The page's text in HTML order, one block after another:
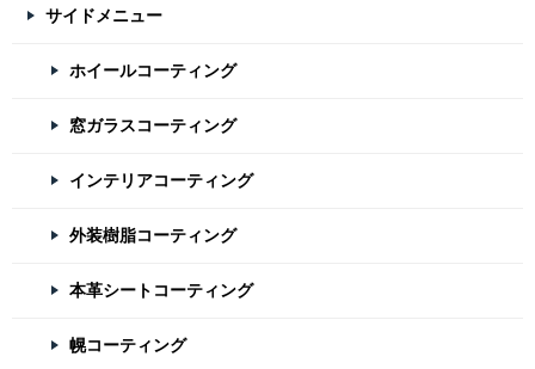
サイドメニュー
ホイールコーティング
窓ガラスコーティング
インテリアコーティング
外装樹脂コーティング
本革シートコーティング
幌コーティング